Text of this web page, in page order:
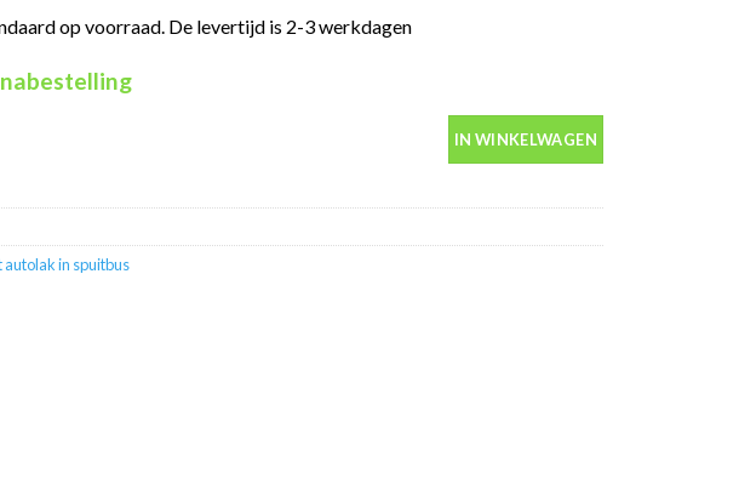
op voorraad. De levertijd is 2-3 werkdagen
IN WINKELWAGEN
in spuitbus